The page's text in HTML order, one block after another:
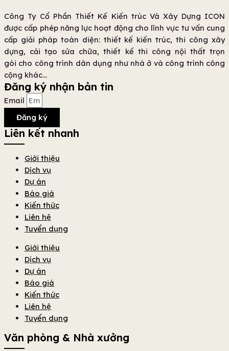
Công Ty Cổ Phần Thiết Kế Kiến trúc Và Xây Dựng ICON
được cấp phép năng lực hoạt động cho lĩnh vực tư vấn cung
cấp giải pháp toàn diện: thiết kế kiến trúc, thi công xây
dựng, cải tạo sửa chữa, thiết kế thi công nội thất trọn
gói cho công trình dân dụng như nhà ở và công trình công
cộng khác…
Đăng ký nhận bản tin
Email
Đăng ký
Liên kết nhanh
Giới thiệu
Dịch vụ
Dự án
Báo giá
Kiến thức
Liên hệ
Tuyển dụng
Giới thiệu
Dịch vụ
Dự án
Báo giá
Kiến thức
Liên hệ
Tuyển dụng
Văn phòng & Nhà xưởng